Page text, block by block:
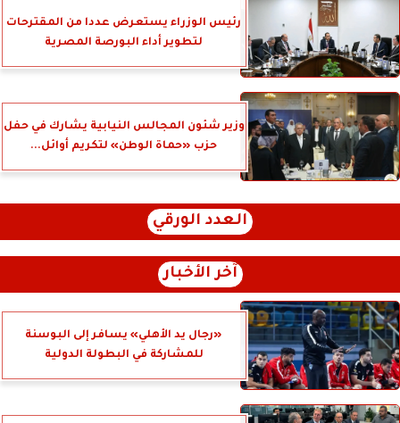
رئيس الوزراء يستعرض عددا من المقترحات
لتطوير أداء البورصة المصرية
وزير شئون المجالس النيابية يشارك في حفل
حزب «حماة الوطن» لتكريم أوائل...
العدد الورقي
آخر الأخبار
«رجال يد الأهلي» يسافر إلى البوسنة
للمشاركة في البطولة الدولية